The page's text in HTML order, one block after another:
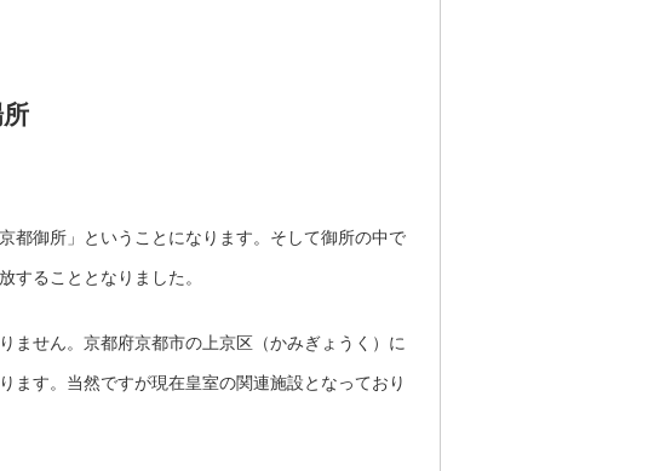
都御所」ということになります。そして御所の中で
することとなりました。
ません。京都府京都市の上京区（かみぎょうく）に
ます。当然ですが現在皇室の関連施設となっており